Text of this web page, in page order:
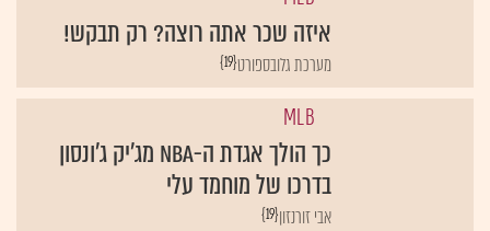
איזה שכר אתה רוצה? רק תבקש!
{19}מערכת גלובספורט
MLB
כך הולך אגדת ה-NBA מג'יק ג'ונסון
בדרכו של מוחמד עלי
{19}אבי זורנזון